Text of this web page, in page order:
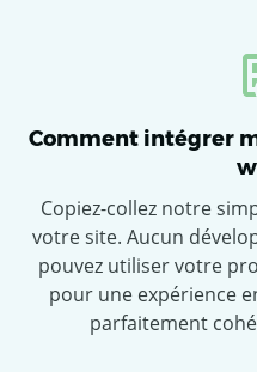
Comment intégrer
Copiez-collez notre
votre site. Aucun
pouvez utiliser votre
pour une expérience
parfaitement